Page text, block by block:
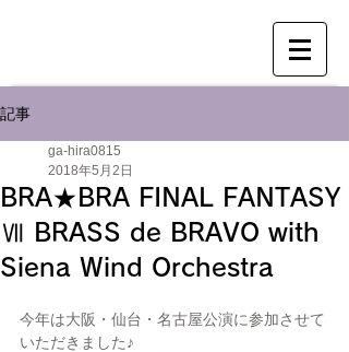
記事
BRA★BRA FINAL FANTASY
Ⅶ BRASS de BRAVO with
Siena Wind Orchestra
ga-hira0815
2018年5月2日
今年は大阪・仙台・名古屋公演に参加させて
いただきました♪